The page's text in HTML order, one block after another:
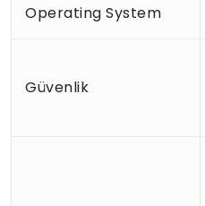
Operating System
Güvenlik